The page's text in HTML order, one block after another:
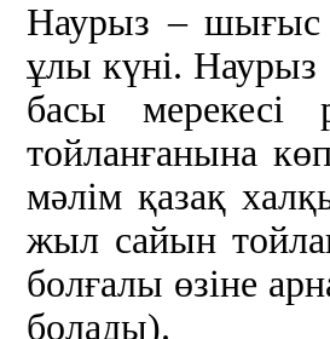
Наурыз – шығыс
ұлы күні.
басы мерекесі
тойланғанына
мәлім қазақ
жыл сайын
болғалы өзіне
болады).